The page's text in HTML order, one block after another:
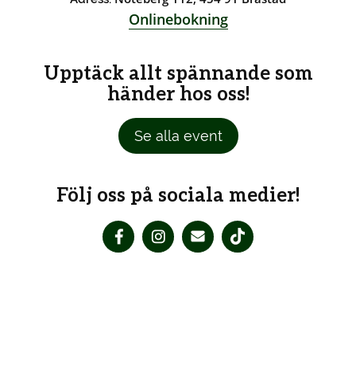
Onlinebokning
Upptäck allt spännande som
händer hos oss!
Se alla event
Följ oss på sociala medier!